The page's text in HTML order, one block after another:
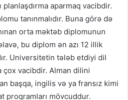
aparmaq vacibdir.
tanınmalıdır. Buna görə də
orta məktəb diplomunun
bu diplom ən azı 12 illik
Universitetin tələb etdiyi dil
çox vacibdir. Alman dilini
başqa, ingilis və ya fransız kimi
mövcuddur.